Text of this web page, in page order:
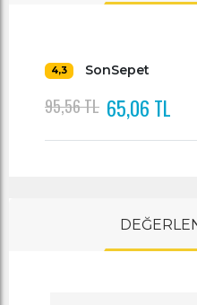
4,3 SonSepet
95,56 TL 65,06 TL